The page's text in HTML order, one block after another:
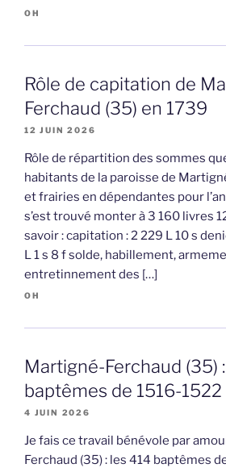
OH
Rôle de capitation de
Ferchaud (35) en 1739
12 JUIN 2026
Rôle de répartition des sommes
habitants de la paroisse de
et frairies en dépendantes pour
s’est trouvé monter à 3 160 livres
savoir : capitation : 2 229 L 10 s
L 1 s 8 f solde, habillement,
entretinnement des […]
OH
Martigné-Ferchaud (35)
baptêmes de 1516-1522
4 JUIN 2026
Je fais ce travail bénévole par
Ferchaud (35) : les 414 baptêmes